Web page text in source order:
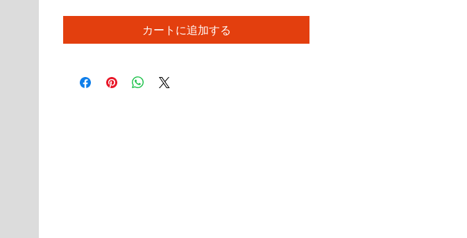
カートに追加する